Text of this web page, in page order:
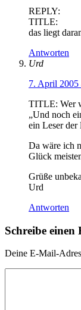
REPLY:
TITLE:
das liegt
Antworten
Urd
7. April 2005
TITLE: Wer
„Und noch
ein Leser
Da wäre ich
Glück
Grüße
Urd
Antworten
Schreibe
Deine E-Mail-